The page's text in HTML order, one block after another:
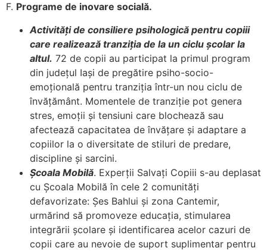
F. Programe de inovare socială.
Activități de consiliere psihologică pentru copiii
care realizează tranziția de la un ciclu şcolar la
altul. 72 de copii au participat la primul program
din județul Iași de pregătire psiho-socio-
emoțională pentru tranziția într-un nou ciclu de
învățământ. Momentele de tranziție pot genera
stres, emoții și tensiuni care blochează sau
afectează capacitatea de învățare și adaptare a
copiilor la o diversitate de stiluri de predare,
discipline și sarcini.
Școala Mobilă. Experții Salvați Copiii s-au deplasat
cu Școala Mobilă în cele 2 comunități
defavorizate: Șes Bahlui și zona Cantemir,
urmărind să promoveze educația, stimularea
integrării şcolare şi identificarea acelor cazuri de
copii care au nevoie de suport suplimentar pentru